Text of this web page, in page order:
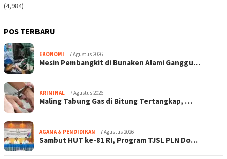
(4,984)
POS TERBARU
EKONOMI 7 Agustus 2026
Mesin Pembangkit di Bunaken Alami Ganggu…
KRIMINAL 7 Agustus 2026
Maling Tabung Gas di Bitung Tertangkap, …
AGAMA & PENDIDIKAN 7 Agustus 2026
Sambut HUT ke-81 RI, Program TJSL PLN Do…